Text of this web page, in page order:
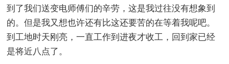
到了我们送变电师傅们的辛劳，这是我过往没有想象到
的。但是我又想也许还有比这还要苦的在等着我呢吧。
到工地时天刚亮，一直工作到进夜才收工，回到家已经
是将近八点了。